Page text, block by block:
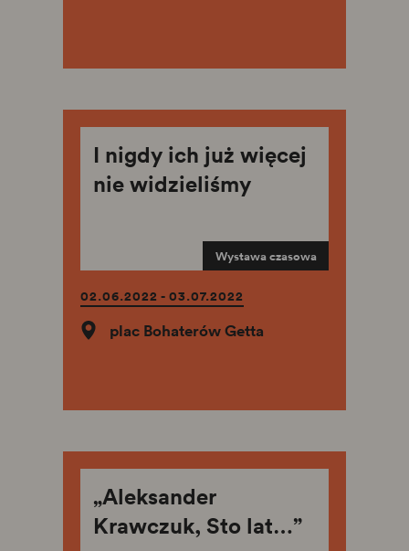
I nigdy ich już więcej
nie widzieliśmy
Wystawa czasowa
02.06.2022 - 03.07.2022
plac Bohaterów Getta
„Aleksander
Krawczuk, Sto lat…”